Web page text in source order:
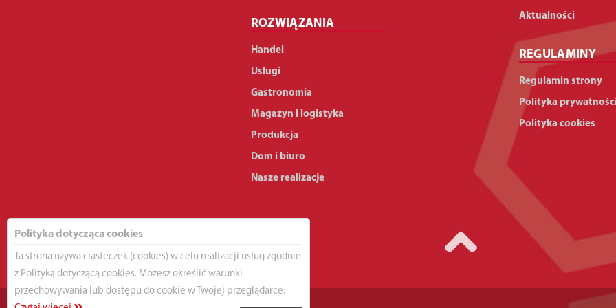
ROZWIĄZANIA
Handel
Usługi
Gastronomia
Magazyn i logistyka
Produkcja
Dom i biuro
Nasze realizacje
Aktualności
REGULAMINY
Regulamin strony
Polityka
Polityka cookies
Polityka dotycząca cookies
Ta strona używa ciasteczek (cookies) w celu realizacji usług zgodnie
z Polityką dotyczącą cookies. Możesz określić warunki
przechowywania lub dostępu do cookie w Twojej przeglądarce.